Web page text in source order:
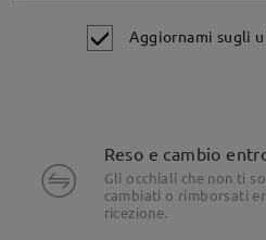
Aggiornami sugli
Reso e cambio
Gli occhiali che non ti
cambiati o rimborsati
ricezione.